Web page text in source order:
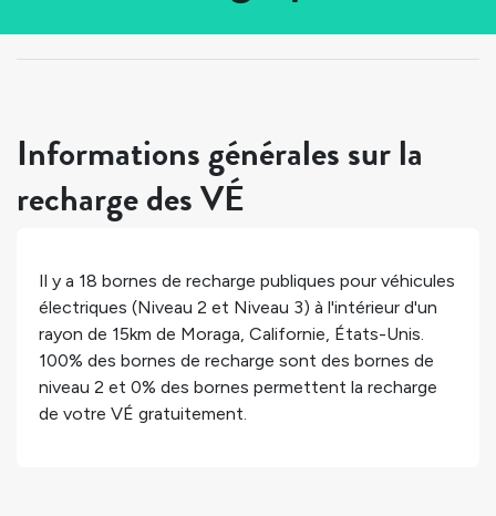
Informations générales sur la
recharge des VÉ
Il y a 18 bornes de recharge publiques pour véhicules
électriques (Niveau 2 et Niveau 3) à l'intérieur d'un
rayon de 15km de Moraga, Californie, États-Unis.
100% des bornes de recharge sont des bornes de
niveau 2 et 0% des bornes permettent la recharge
de votre VÉ gratuitement.